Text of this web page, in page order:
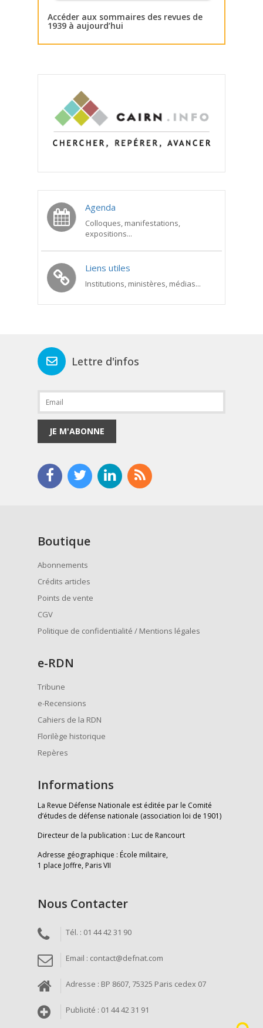
Accéder aux sommaires des revues de
1939 à aujourd’hui
Agenda
Colloques, manifestations,
expositions...
Liens utiles
Institutions, ministères, médias...
Lettre d'infos
JE M'ABONNE
Boutique
Abonnements
Crédits articles
Points de vente
CGV
Politique de confidentialité / Mentions légales
e-RDN
Tribune
e-Recensions
Cahiers de la RDN
Florilège historique
Repères
Informations
La Revue Défense Nationale est éditée par le Comité
d’études de défense nationale (association loi de 1901)
Directeur de la publication : Luc de Rancourt
Adresse géographique : École militaire,
1 place Joffre, Paris VII
Nous Contacter
Tél. : 01 44 42 31 90
Email : contact@defnat.com
Adresse : BP 8607, 75325 Paris cedex 07
Publicité : 01 44 42 31 91